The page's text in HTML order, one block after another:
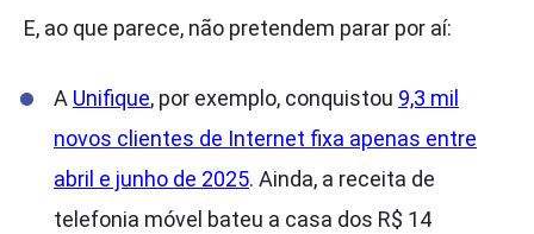
E, ao que parece, não pretendem parar por aí:
A Unifique, por exemplo, conquistou 9,3 mil
novos clientes de Internet fixa apenas entre
abril e junho de 2025. Ainda, a receita de
telefonia móvel bateu a casa dos R$ 14